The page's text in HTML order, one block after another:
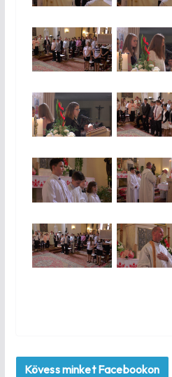
Kövess minket Facebookon